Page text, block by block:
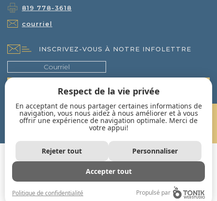
819 778-3618
courriel
INSCRIVEZ-VOUS À NOTRE INFOLETTRE
UN PROJET EN TÊTE?
Respect de la vie privée
En acceptant de nous partager certaines informations de
navigation, vous nous aidez à nous améliorer et à vous
offrir une expérience de navigation optimale. Merci de
votre appui!
Rejeter tout Personnaliser
Accepter tout
Politique de confidentialité Propulsé par